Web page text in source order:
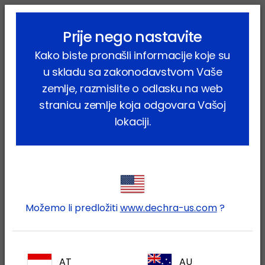
lock_outline search menu
Kućni ljubimci
Sedacija
Sedacija
Sedacija je neophodan alat za svaku
veterinarsku ambulantu. Učinkovita
liječenja, osiguravajući optimalnu i
kontroliranu njegu pacijenata.
Prije nego nastavite
Kako biste pronašli informacije koje su
u skladu sa zakonodavstvom Vaše
zemlje, razmislite o odlasku na web
stranicu zemlje koja odgovara Vašoj
lokaciji.
Možemo li predložitiwww.dechra-us.com?
AT AU